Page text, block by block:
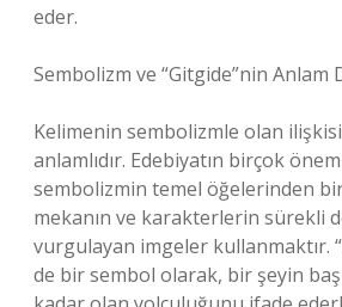
eder.
Sembolizm ve “Gitgide”nin Anlam
Kelimenin sembolizmle olan
anlamlıdır. Edebiyatın birçok
sembolizmin temel öğelerinden
mekanın ve karakterlerin sürekli
vurgulayan imgeler kullanmaktır.
de bir sembol olarak, bir şeyin